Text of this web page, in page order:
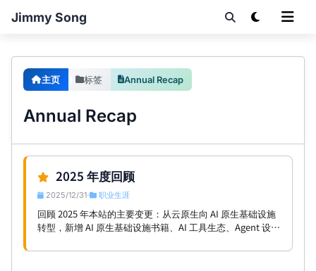
Jimmy Song
主页 标签 Annual Recap
Annual Recap
2025 年度回顾
2025/12/31• 职业生涯
回顾 2025 年本站的主要变更：从云原生向 AI 原生基础设施
转型，新增 AI 原生基础设施书籍、AI 工具生态、Agent 设计